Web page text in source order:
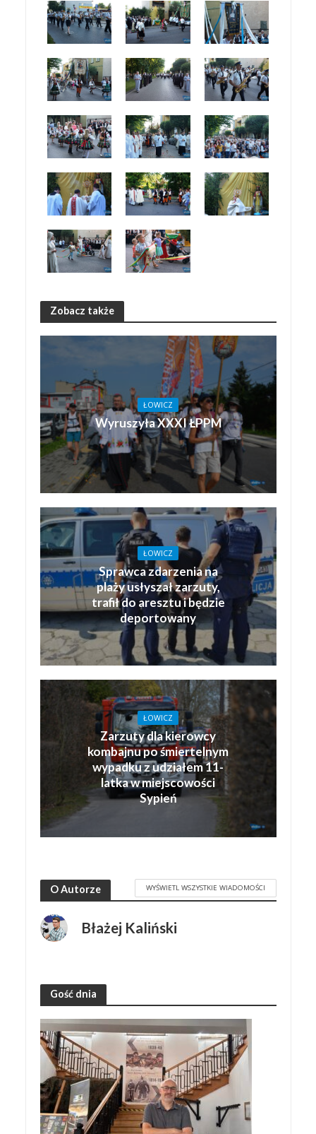
Zobacz także
ŁOWICZ
Wyruszyła XXXI ŁPPM
ŁOWICZ
Sprawca zdarzenia na
plaży usłyszał zarzuty,
trafił do aresztu i będzie
deportowany
ŁOWICZ
Zarzuty dla kierowcy
kombajnu po śmiertelnym
wypadku z udziałem 11-
latka w miejscowości
Sypień
O Autorze WYŚWIETL WSZYSTKIE WIADOMOŚCI
Błażej Kaliński
Gość dnia